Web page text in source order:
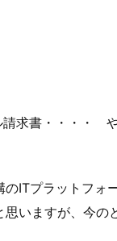
請求書・・・・
ITプラットフォ
いますが、今の